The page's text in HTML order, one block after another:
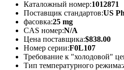
Каталожный номер:1012871
Поставщик стандартов:US
фасовка:25 mg
CAS номер:N/A
Цена поставщика:$838.00
Номер серии:F0L107
Требование к "холодовой"
Тип температурного режима: